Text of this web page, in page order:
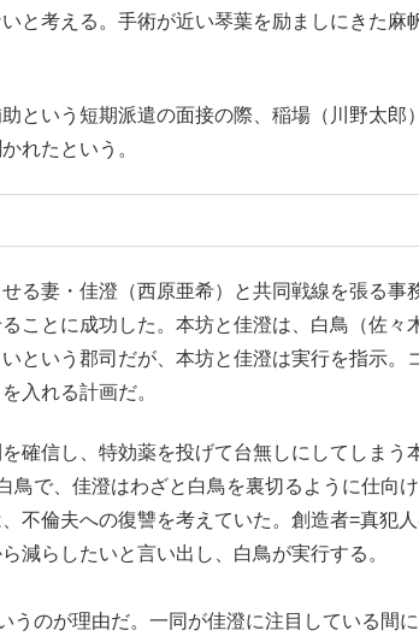
と考える。手術が近い琴葉を励ましにきた麻
という短期派遣の面接の際、稲場（川野太郎
れたという。
る妻・佳澄（西原亜希）と共同戦線を張る事
ことに成功した。本坊と佳澄は、白鳥（佐々
という郡司だが、本坊と佳澄は実行を指示。
入れる計画だ。
確信し、特効薬を投げて台無しにしてしまう
鳥で、佳澄はわざと白鳥を裏切るように仕向
不倫夫への復讐を考えていた。創造者=真犯
減らしたいと言い出し、白鳥が実行する。
うのが理由だ。一同が佳澄に注目している間